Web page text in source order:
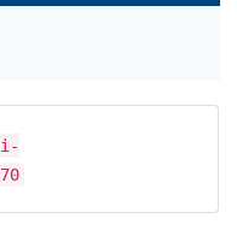
politisch seit